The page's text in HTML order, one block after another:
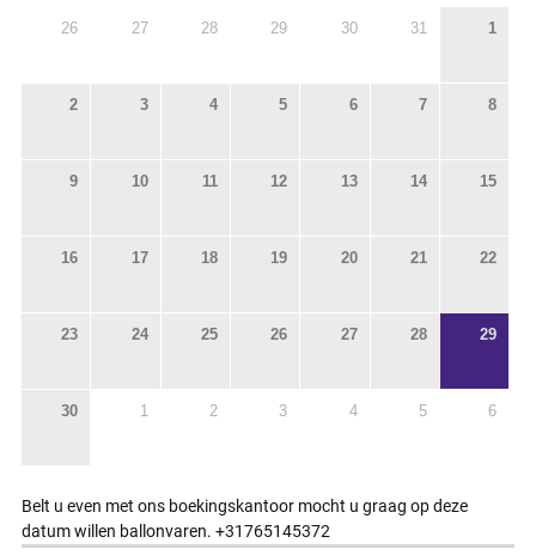
26 27 28 29 30 31 1
2 3 4 5 6 7 8
9 10 11 12 13 14 15
16 17 18 19 20 21 22
23 24 25 26 27 28 29
30 1 2 3 4 5 6
Belt u even met ons boekingskantoor mocht u graag op deze
datum willen ballonvaren. +31765145372